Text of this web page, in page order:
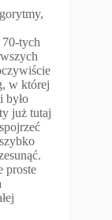
tych
w której
było
już tutaj
proste